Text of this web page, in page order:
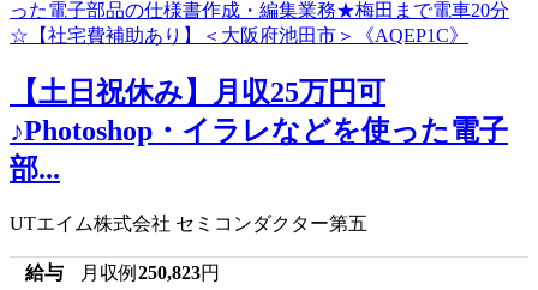
【土日祝休み】月収25万円可
♪Photoshop・イラレなどを使った電子
部...
UTエイム株式会社 セミコンダクター第五
給与 月収例 250,823円